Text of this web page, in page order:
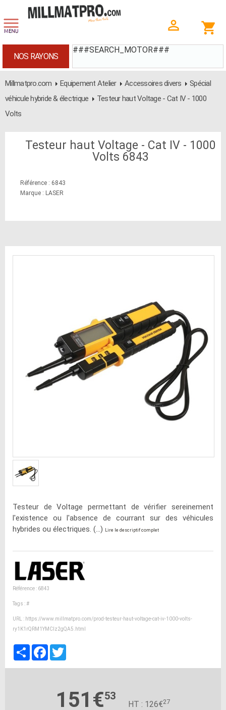
###SEARCH_MOTOR###
NOS RAYONS
Millmatpro.com Equipement Atelier Accessoires divers
Spécial
véhicule hybride & électrique
Testeur haut Voltage - Cat IV - 1000
Volts
Testeur haut Voltage - Cat IV - 1000
Volts 6843
Référence : 6843
Marque : LASER
Testeur de Voltage permettant de vérifier sereinement
l'existence ou l'absence de courrant sur des véhicules
hybrides ou électriques. (...)
Lire le descriptif complet
Référence : 6843
Tags :#
URL : https://www.millmatpro.com/prod-testeur-haut-voltage-cat-iv-1000-volts-
ry1K1rQRM1YMClz2gQA5.html
PartagerFacebook
151€53
HT : 126€27